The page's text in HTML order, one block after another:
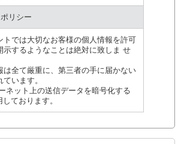
リシー
トでは大切なお客様の個人情報を許可
示するようなことは絶対に致しま せ
は全て厳重に、第三者の手に届かない
います。
ネット上の送信データを暗号化する
ております。